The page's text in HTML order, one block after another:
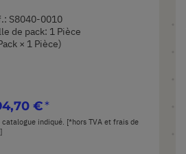
S8040-0010
de pack: 1 Pièce
× 1 Pièce)
€
catalogue indiqué. [*hors TVA et frais de